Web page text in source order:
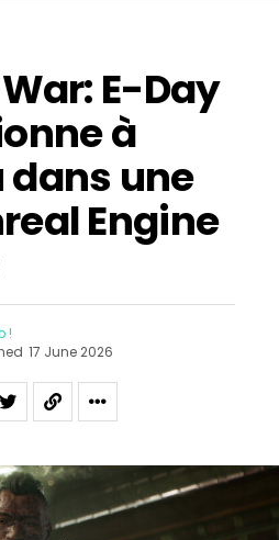
E-Day
à
une
Engine
!
17 June 2026